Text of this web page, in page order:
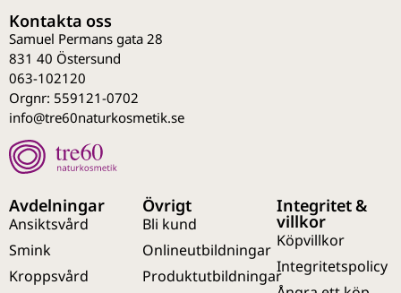
Kontakta oss
Samuel Permans gata 28
831 40 Östersund
063-102120
Orgnr: 559121-0702
info@tre60naturkosmetik.se
Avdelningar
Ansiktsvård
Smink
Kroppsvård
Övrigt
Bli kund
Onlineutbildningar
Produktutbildningar
Integritet &
villkor
Köpvillkor
Integritetspolicy